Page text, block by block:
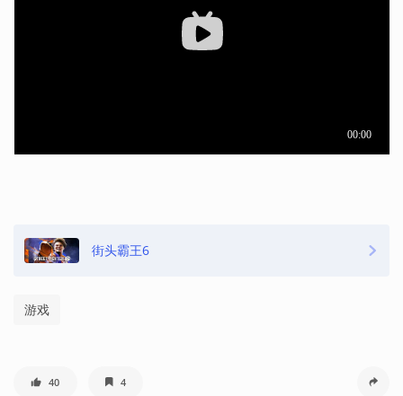
街头霸王6
游戏
40 4